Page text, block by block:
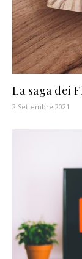
La saga dei
2 Settembre 2021